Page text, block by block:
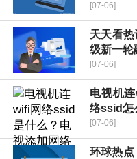
[07-06]
天天看
级新一轮
[07-06]
电视机
络ssid怎
[07-06]
环球热点